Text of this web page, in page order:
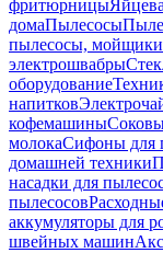
фритюрницы
домаПылесосы
пылесосы, мойщики
электрошвабры
оборудование
напитков
кофемашины
молокаСифоны для
домашней техники
насадки для
пылесосов
аккумуляторы для
швейных машин